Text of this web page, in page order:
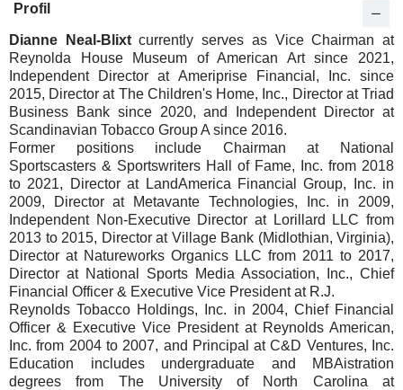
Profil
Dianne Neal-Blixtcurrently serves as Vice Chairman at
Reynolda House Museum of American Art since 2021,
Independent Director at Ameriprise Financial, Inc. since
2015, Director at The Children's Home, Inc., Director at Triad
Business Bank since 2020, and Independent Director at
Scandinavian Tobacco Group A since 2016.
Former positions include Chairman at National
Sportscasters & Sportswriters Hall of Fame, Inc. from 2018
to 2021, Director at LandAmerica Financial Group, Inc. in
2009, Director at Metavante Technologies, Inc. in 2009,
Independent Non-Executive Director at Lorillard LLC from
2013 to 2015, Director at Village Bank (Midlothian, Virginia),
Director at Natureworks Organics LLC from 2011 to 2017,
Director at National Sports Media Association, Inc., Chief
Financial Officer & Executive Vice President at R.J.
Reynolds Tobacco Holdings, Inc. in 2004, Chief Financial
Officer & Executive Vice President at Reynolds American,
Inc. from 2004 to 2007, and Principal at C&D Ventures, Inc.
Education includes undergraduate and MBAistration
degrees from The University of North Carolina at